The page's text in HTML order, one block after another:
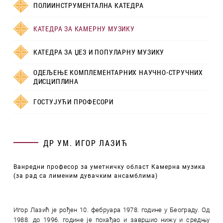
ПОЛИИНСТРУМЕНТАЛНА КАТЕДРА
КАТЕДРА ЗА КАМЕРНУ МУЗИКУ
КАТЕДРА ЗА ЏЕЗ И ПОПУЛАРНУ МУЗИКУ
ОДЕЉЕЊЕ КОМПЛЕМЕНТАРНИХ НАУЧНО-СТРУЧНИХ
ДИСЦИПЛИНА
ГОСТУЈУЋИ ПРОФЕСОРИ
ДР УМ. ИГОР ЛАЗИЋ
Ванредни професор за уметничку област Камерна музика
(за рад са лименим дувачким ансамблима)
Игор Лазић је рођен 10. фебруара 1978. године у Београду. Од
1988. до 1996. године je похађао и завршио нижу и средњу